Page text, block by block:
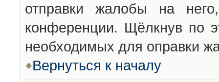
отправки жалобы на
конференции. Щёлкнув по
необходимых для оправки
Вернуться к началу